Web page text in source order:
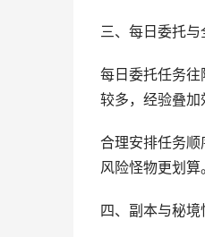
三、每日委托
每日委托任务
较多，经验叠加
合理安排任务
风险怪物更划算
四、副本与秘境